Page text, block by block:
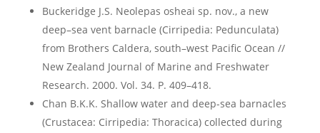
Buckeridge J.S. Neolepas osheai sp. nov., a new
deep–sea vent barnacle (Cirripedia: Pedunculata)
from Brothers Caldera, south–west Pacific Ocean //
New Zealand Journal of Marine and Freshwater
Research. 2000. Vol. 34. P. 409–418.
Chan B.K.K. Shallow water and deep-sea barnacles
(Crustacea: Cirripedia: Thoracica) collected during